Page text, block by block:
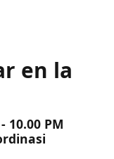
en la
10.00 PM